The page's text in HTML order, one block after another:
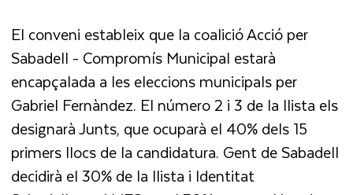
El conveni estableix que la coalició Acció per
Sabadell - Compromís Municipal estarà
encapçalada a les eleccions municipals per
Gabriel Fernàndez. El número 2 i 3 de la llista els
designarà Junts, que ocuparà el 40% dels 15
primers llocs de la candidatura. Gent de Sabadell
decidirà el 30% de la llista i Identitat